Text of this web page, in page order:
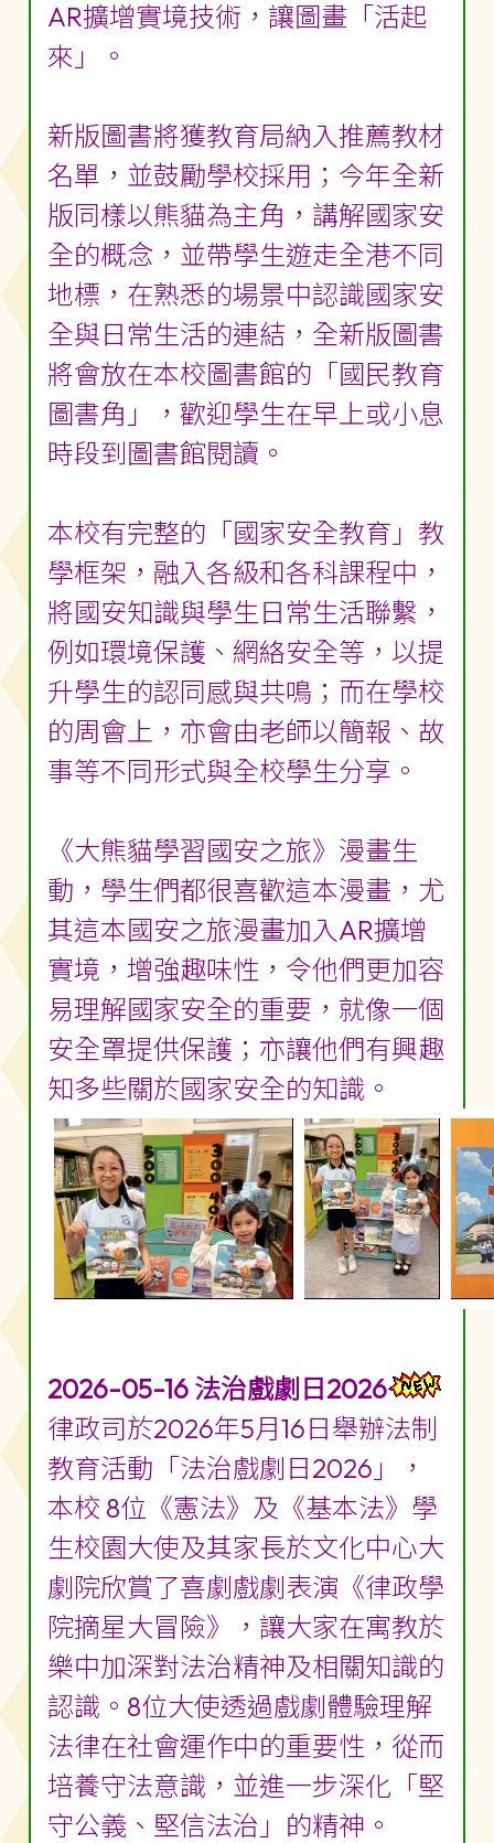
AR擴增實境技術，讓圖畫「活起
來」。
新版圖書將獲教育局納入推薦教材
名單，並鼓勵學校採用；今年全新
版同樣以熊貓為主角，講解國家安
全的概念，並帶學生遊走全港不同
地標，在熟悉的場景中認識國家安
全與日常生活的連結，全新版圖書
將會放在本校圖書館的「國民教育
圖書角」，歡迎學生在早上或小息
時段到圖書館閱讀。
本校有完整的「國家安全教育」教
學框架，融入各級和各科課程中，
將國安知識與學生日常生活聯繫，
例如環境保護、網絡安全等，以提
升學生的認同感與共鳴；而在學校
的周會上，亦會由老師以簡報、故
事等不同形式與全校學生分享。
《大熊貓學習國安之旅》漫畫生
動，學生們都很喜歡這本漫畫，尤
其這本國安之旅漫畫加入AR擴增
實境，增強趣味性，令他們更加容
易理解國家安全的重要，就像一個
安全罩提供保護；亦讓他們有興趣
知多些關於國家安全的知識。
2026-05-16 法治戲劇日2026
律政司於2026年5月16日舉辦法制
教育活動「法治戲劇日2026」，
本校 8位《憲法》及《基本法》學
生校園大使及其家長於文化中心大
劇院欣賞了喜劇戲劇表演《律政學
院摘星大冒險》，讓大家在寓教於
樂中加深對法治精神及相關知識的
認識。8位大使透過戲劇體驗理解
法律在社會運作中的重要性，從而
培養守法意識，並進一步深化「堅
守公義、堅信法治」的精神。